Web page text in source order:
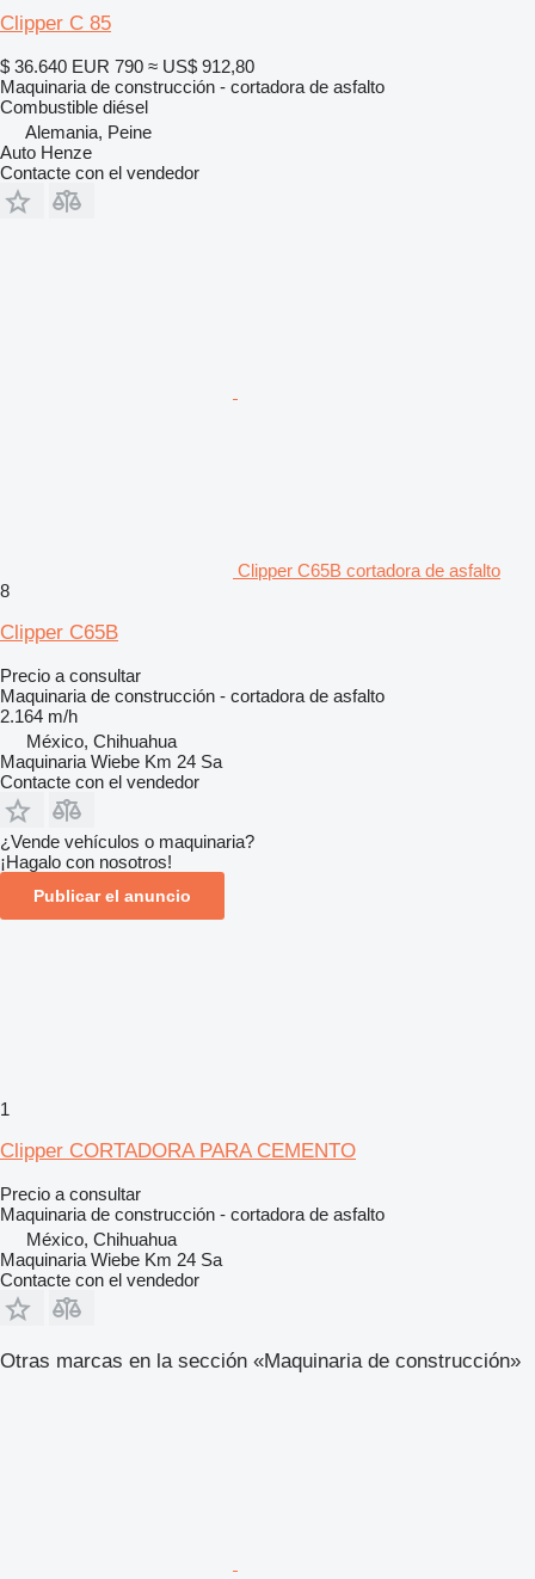
Clipper C 85
$ 36.640 EUR 790 ≈ US$ 912,80
Maquinaria de construcción - cortadora de asfalto
Combustible diésel
Alemania, Peine
Auto Henze
Contacte con el vendedor
Clipper C65B cortadora de asfalto
8
Clipper C65B
Precio a consultar
Maquinaria de construcción - cortadora de asfalto
2.164 m/h
México, Chihuahua
Maquinaria Wiebe Km 24 Sa
Contacte con el vendedor
¿Vende vehículos o maquinaria?
¡Hagalo con nosotros!
Publicar el anuncio
1
Clipper CORTADORA PARA CEMENTO
Precio a consultar
Maquinaria de construcción - cortadora de asfalto
México, Chihuahua
Maquinaria Wiebe Km 24 Sa
Contacte con el vendedor
Otras marcas en la sección «Maquinaria de construcción»